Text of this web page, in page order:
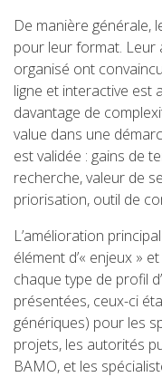
De manière générale,
pour leur format. Leur
organisé ont
ligne et interactive est
davantage de
value dans une
est validée : gains de
recherche, valeur de
priorisation, outil de
L’amélioration
élément d’« enjeux »
chaque type de profil
présentées, ceux-ci
génériques) pour les
projets, les autorités
BAMO, et les